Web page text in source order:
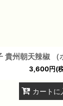
貴州朝天辣椒 （
3,600円(
カートに